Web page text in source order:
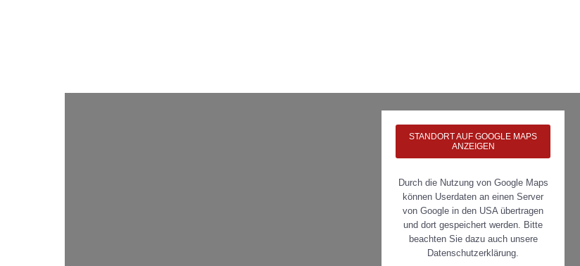
STANDORT AUF GOOGLE MAPS
ANZEIGEN
Durch die Nutzung von Google Maps
können Userdaten an einen Server
von Google in den USA übertragen
und dort gespeichert werden. Bitte
beachten Sie dazu auch unsere
Datenschutzerklärung.